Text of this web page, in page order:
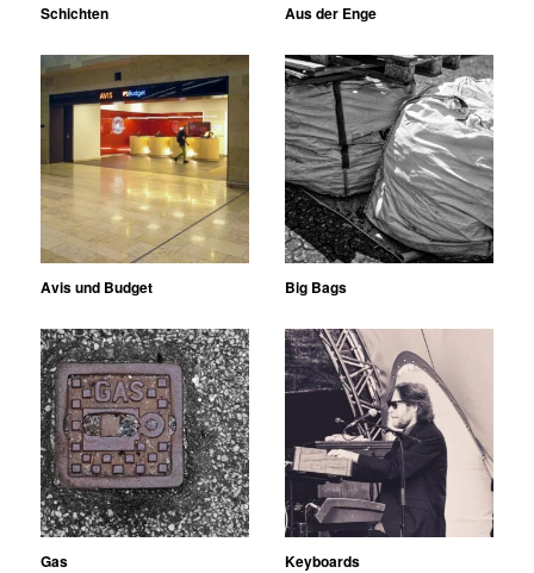
Schichten Aus der Enge
Avis und Budget Big Bags
Gas Keyboards